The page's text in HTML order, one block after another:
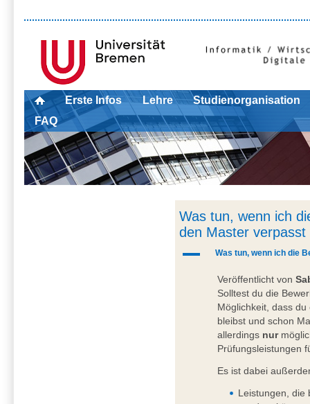
Erste Infos Lehre
Studienorganisation
FAQ
Was tun, wenn ich
den Master verpasst
A Was tun, wenn ich die
Veröffentlicht von
Solltest du die
Möglichkeit, dass
bleibst und schon
allerdings nur
Prüfungsleistungen
Es ist dabei
Leistungen, die